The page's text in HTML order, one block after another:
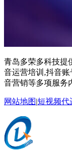
青岛多荣多科技提
音运营培训,抖音
音营销等多项服务
网站地图|短视频代